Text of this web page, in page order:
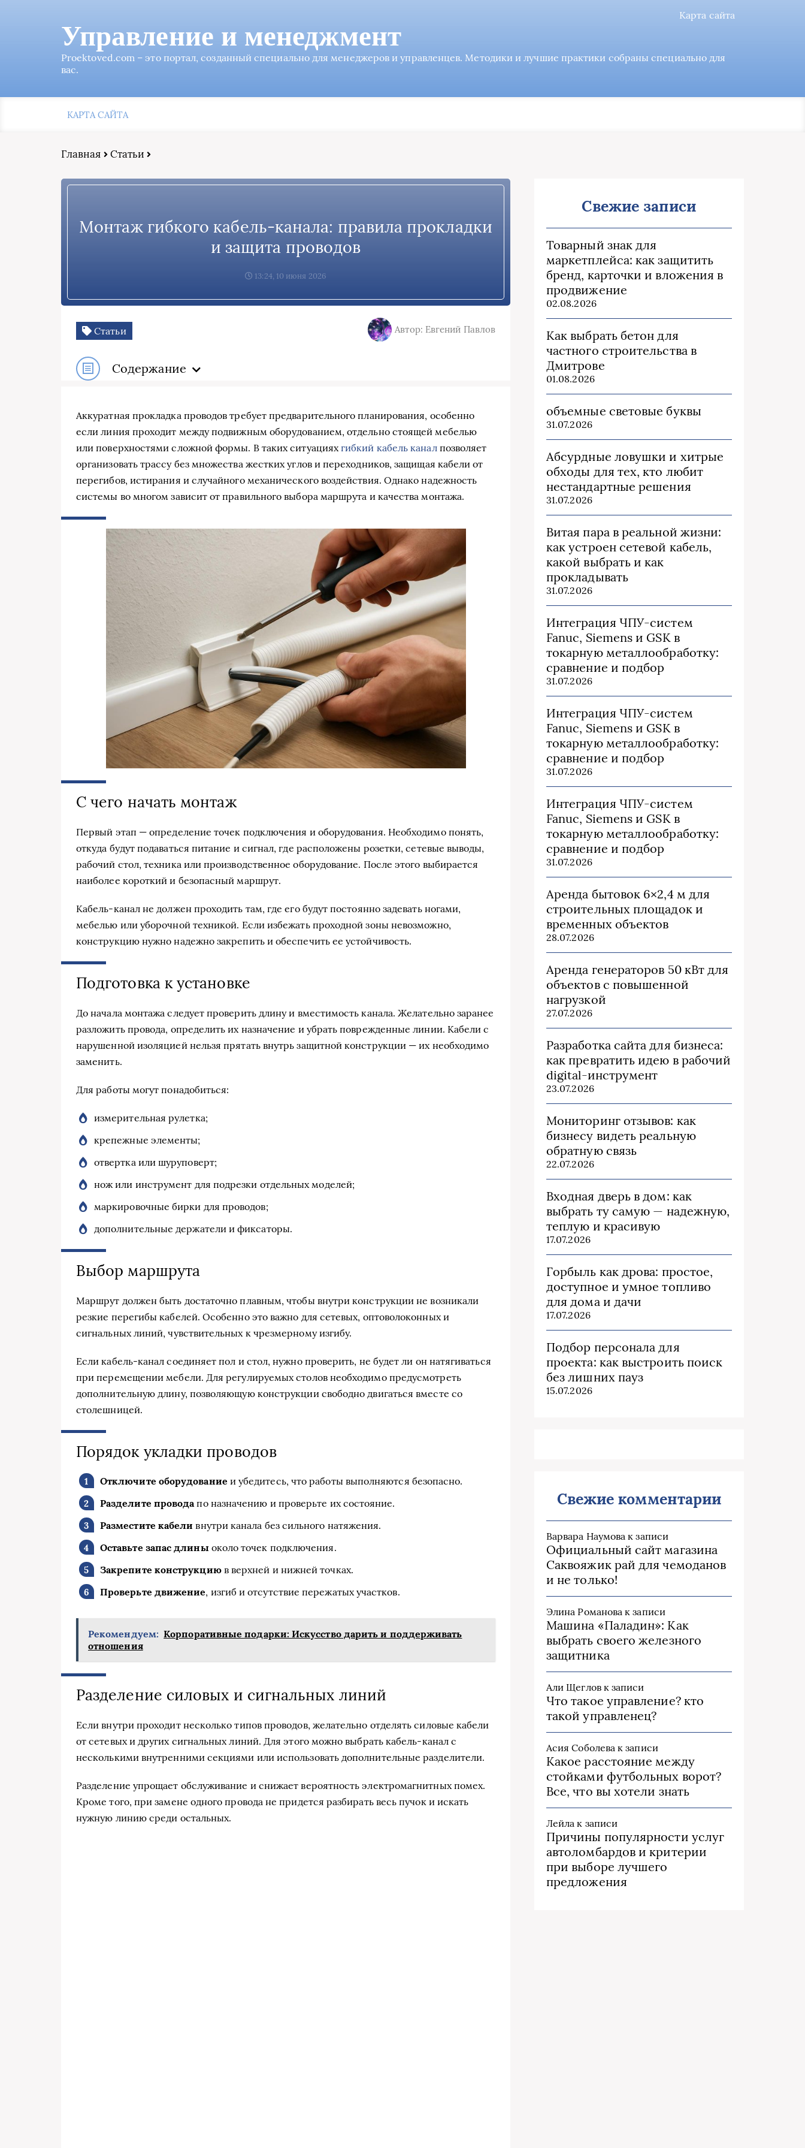
Карта сайта
Управление и менеджмент
Proektoved.com – это портал, созданный специально для менеджеров и управленцев. Методики и лучшие практики собраны специально для
вас.
КАРТА САЙТА
Главная Статьи
Монтаж гибкого кабель-канала: правила прокладки
и защита проводов
13:24, 10 июня 2026
Статьи Автор: Евгений Павлов
Содержание
Аккуратная прокладка проводов требует предварительного планирования, особенно
если линия проходит между подвижным оборудованием, отдельно стоящей мебелью
или поверхностями сложной формы. В таких ситуацияхгибкий кабель каналпозволяет
организовать трассу без множества жестких углов и переходников, защищая кабели от
перегибов, истирания и случайного механического воздействия. Однако надежность
системы во многом зависит от правильного выбора маршрута и качества монтажа.
С чего начать монтаж
Первый этап — определение точек подключения и оборудования. Необходимо понять,
откуда будут подаваться питание и сигнал, где расположены розетки, сетевые выводы,
рабочий стол, техника или производственное оборудование. После этого выбирается
наиболее короткий и безопасный маршрут.
Кабель-канал не должен проходить там, где его будут постоянно задевать ногами,
мебелью или уборочной техникой. Если избежать проходной зоны невозможно,
конструкцию нужно надежно закрепить и обеспечить ее устойчивость.
Подготовка к установке
До начала монтажа следует проверить длину и вместимость канала. Желательно заранее
разложить провода, определить их назначение и убрать поврежденные линии. Кабели с
нарушенной изоляцией нельзя прятать внутрь защитной конструкции — их необходимо
заменить.
Для работы могут понадобиться:
измерительная рулетка;
крепежные элементы;
отвертка или шуруповерт;
нож или инструмент для подрезки отдельных моделей;
маркировочные бирки для проводов;
дополнительные держатели и фиксаторы.
Выбор маршрута
Маршрут должен быть достаточно плавным, чтобы внутри конструкции не возникали
резкие перегибы кабелей. Особенно это важно для сетевых, оптоволоконных и
сигнальных линий, чувствительных к чрезмерному изгибу.
Если кабель-канал соединяет пол и стол, нужно проверить, не будет ли он натягиваться
при перемещении мебели. Для регулируемых столов необходимо предусмотреть
дополнительную длину, позволяющую конструкции свободно двигаться вместе со
столешницей.
Порядок укладки проводов
Отключите оборудование и убедитесь, что работы выполняются безопасно.
Разделите проводапо назначению и проверьте их состояние.
Разместите кабели внутри канала без сильного натяжения.
Оставьте запас длины около точек подключения.
Закрепите конструкциюв верхней и нижней точках.
Проверьте движение, изгиб и отсутствие пережатых участков.
Рекомендуем: Корпоративные подарки: Искусство дарить и поддерживать
отношения
Разделение силовых и сигнальных линий
Если внутри проходит несколько типов проводов, желательно отделять силовые кабели
от сетевых и других сигнальных линий. Для этого можно выбрать кабель-канал с
несколькими внутренними секциями или использовать дополнительные разделители.
Разделение упрощает обслуживание и снижает вероятность электромагнитных помех.
Кроме того, при замене одного провода не придется разбирать весь пучок и искать
нужную линию среди остальных.
Свежие записи
Товарный знак для
маркетплейса: как защитить
бренд, карточки и вложения в
продвижение
02.08.2026
Как выбрать бетон для
частного строительства в
Дмитрове
01.08.2026
объемные световые буквы
31.07.2026
Абсурдные ловушки и хитрые
обходы для тех, кто любит
нестандартные решения
31.07.2026
Витая пара в реальной жизни:
как устроен сетевой кабель,
какой выбрать и как
прокладывать
31.07.2026
Интеграция ЧПУ-систем
Fanuc, Siemens и GSK в
токарную металлообработку:
сравнение и подбор
31.07.2026
Интеграция ЧПУ-систем
Fanuc, Siemens и GSK в
токарную металлообработку:
сравнение и подбор
31.07.2026
Интеграция ЧПУ-систем
Fanuc, Siemens и GSK в
токарную металлообработку:
сравнение и подбор
31.07.2026
Аренда бытовок 6×2,4 м для
строительных площадок и
временных объектов
28.07.2026
Аренда генераторов 50 кВт для
объектов с повышенной
нагрузкой
27.07.2026
Разработка сайта для бизнеса:
как превратить идею в рабочий
digital-инструмент
23.07.2026
Мониторинг отзывов: как
бизнесу видеть реальную
обратную связь
22.07.2026
Входная дверь в дом: как
выбрать ту самую — надежную,
теплую и красивую
17.07.2026
Горбыль как дрова: простое,
доступное и умное топливо
для дома и дачи
17.07.2026
Подбор персонала для
проекта: как выстроить поиск
без лишних пауз
15.07.2026
Свежие комментарии
Варвара Наумова к записи
Официальный сайт магазина
Саквояжик рай для чемоданов
и не только!
Элина Романова к записи
Машина «Паладин»: Как
выбрать своего железного
защитника
Али Щегловк записи
Что такое управление? кто
такой управленец?
Асия Соболева к записи
Какое расстояние между
стойками футбольных ворот?
Все, что вы хотели знать
Лейла к записи
Причины популярности услуг
автоломбардов и критерии
при выборе лучшего
предложения